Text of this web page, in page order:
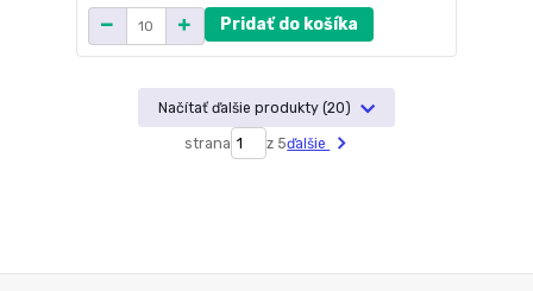
Pridať do košíka
Načítať ďalšie produkty (20)
strana z 5ďalšie